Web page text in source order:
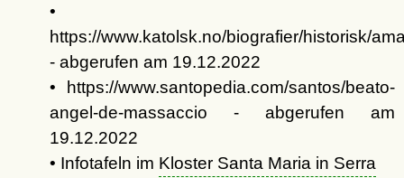
•
https://www.katolsk.no/biografier/historisk/
- abgerufen am 19.12.2022
• https://www.santopedia.com/santos/beato-
angel-de-massaccio - abgerufen am
19.12.2022
• Infotafeln im Kloster Santa Maria in Serra